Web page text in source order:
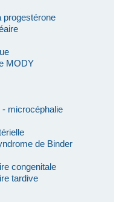
progestérone
MODY
microcéphalie
de Binder
congenitale
tardive